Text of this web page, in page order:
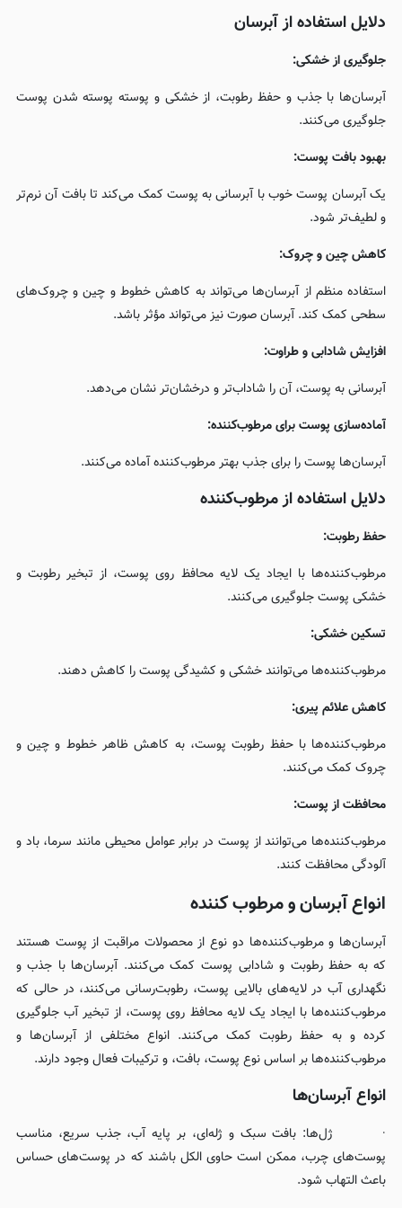
دلایل استفاده از آبرسان
جلوگیری از خشکی:
آبرسان‌ها با جذب و حفظ رطوبت، از خشکی و پوسته پوسته شدن پوست
جلوگیری می‌کنند.
بهبود بافت پوست:
یک آبرسان پوست خوب با آبرسانی به پوست کمک می‌کند تا بافت آن نرم‌تر
و لطیف‌تر شود.
کاهش چین و چروک:
استفاده منظم از آبرسان‌ها می‌تواند به کاهش خطوط و چین و چروک‌های
سطحی کمک کند. آبرسان صورت نیز می‌تواند مؤثر باشد.
افزایش شادابی و طراوت:
آبرسانی به پوست، آن را شاداب‌تر و درخشان‌تر نشان می‌دهد.
آماده‌سازی پوست برای مرطوب‌کننده:
آبرسان‌ها پوست را برای جذب بهتر مرطوب‌کننده آماده می‌کنند.
دلایل استفاده از مرطوب‌کننده
حفظ رطوبت:
مرطوب‌کننده‌ها با ایجاد یک لایه محافظ روی پوست، از تبخیر رطوبت و
خشکی پوست جلوگیری می‌کنند.
تسکین خشکی:
مرطوب‌کننده‌ها می‌توانند خشکی و کشیدگی پوست را کاهش دهند.
کاهش علائم پیری:
مرطوب‌کننده‌ها با حفظ رطوبت پوست، به کاهش ظاهر خطوط و چین و
چروک کمک می‌کنند.
محافظت از پوست:
مرطوب‌کننده‌ها می‌توانند از پوست در برابر عوامل محیطی مانند سرما، باد و
آلودگی محافظت کنند.
انواع آبرسان و مرطوب کننده
آبرسان‌ها و مرطوب‌کننده‌ها دو نوع از محصولات مراقبت از پوست هستند
که به حفظ رطوبت و شادابی پوست کمک می‌کنند. آبرسان‌ها با جذب و
نگهداری آب در لایه‌های بالایی پوست، رطوبت‌رسانی می‌کنند، در حالی که
مرطوب‌کننده‌ها با ایجاد یک لایه محافظ روی پوست، از تبخیر آب جلوگیری
کرده و به حفظ رطوبت کمک می‌کنند. انواع مختلفی از آبرسان‌ها و
مرطوب‌کننده‌ها بر اساس نوع پوست، بافت، و ترکیبات فعال وجود دارند.
انواع آبرسان‌ها
· ژل‌ها: بافت سبک و ژله‌ای، بر پایه آب، جذب سریع، مناسب
پوست‌های چرب، ممکن است حاوی الکل باشند که در پوست‌های حساس
باعث التهاب شود.